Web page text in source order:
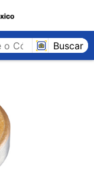
Buscar